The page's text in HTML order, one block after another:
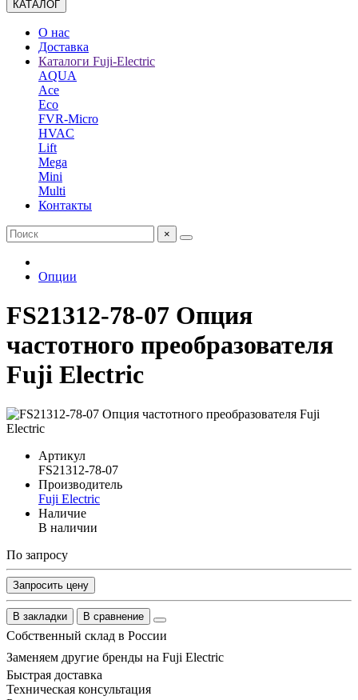
КАТАЛОГ
О нас
Доставка
Каталоги Fuji-Electric
AQUA
Ace
Eco
FVR-Micro
HVAC
Lift
Mega
Mini
Multi
Контакты
×
Опции
FS21312-78-07 Опция
частотного преобразователя
Fuji Electric
Артикул
FS21312-78-07
Производитель
Fuji Electric
Наличие
В наличии
По запросу
Запросить цену
В закладки В сравнение
Собственный склад в России
Заменяем другие бренды на Fuji Electric
Быстрая доставка
Техническая консультация